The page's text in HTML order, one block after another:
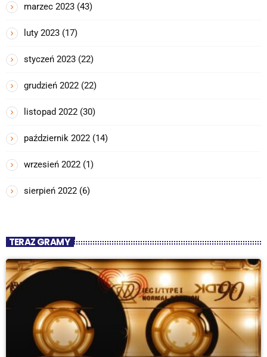
marzec 2023 (43)
luty 2023 (17)
styczeń 2023 (22)
grudzień 2022 (22)
listopad 2022 (30)
październik 2022 (14)
wrzesień 2022 (1)
sierpień 2022 (6)
TERAZ GRAMY